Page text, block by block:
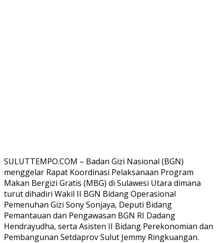
SULUTTEMPO.COM – Badan Gizi Nasional (BGN)
menggelar Rapat Koordinasi Pelaksanaan Program
Makan Bergizi Gratis (MBG) di Sulawesi Utara dimana
turut dihadiri Wakil II BGN Bidang Operasional
Pemenuhan Gizi Sony Sonjaya, Deputi Bidang
Pemantauan dan Pengawasan BGN RI Dadang
Hendrayudha, serta Asisten II Bidang Perekonomian dan
Pembangunan Setdaprov Sulut Jemmy Ringkuangan.